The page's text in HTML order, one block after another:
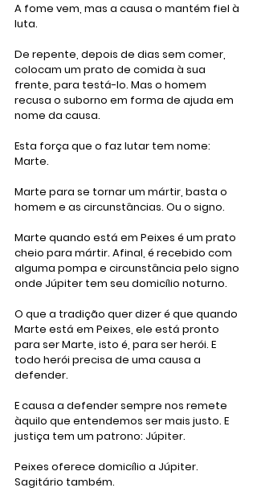
A fome vem, mas a causa o mantém fiel à
luta.
De repente, depois de dias sem comer,
colocam um prato de comida à sua
frente, para testá-lo. Mas o homem
recusa o suborno em forma de ajuda em
nome da causa.
Esta força que o faz lutar tem nome:
Marte.
Marte para se tornar um mártir, basta o
homem e as circunstâncias. Ou o signo.
Marte quando está em Peixes é um prato
cheio para mártir. Afinal, é recebido com
alguma pompa e circunstância pelo signo
onde Júpiter tem seu domicílio noturno.
O que a tradição quer dizer é que quando
Marte está em Peixes, ele está pronto
para ser Marte, isto é, para ser herói. E
todo herói precisa de uma causa a
defender.
E causa a defender sempre nos remete
àquilo que entendemos ser mais justo. E
justiça tem um patrono: Júpiter.
Peixes oferece domicílio a Júpiter.
Sagitário também.